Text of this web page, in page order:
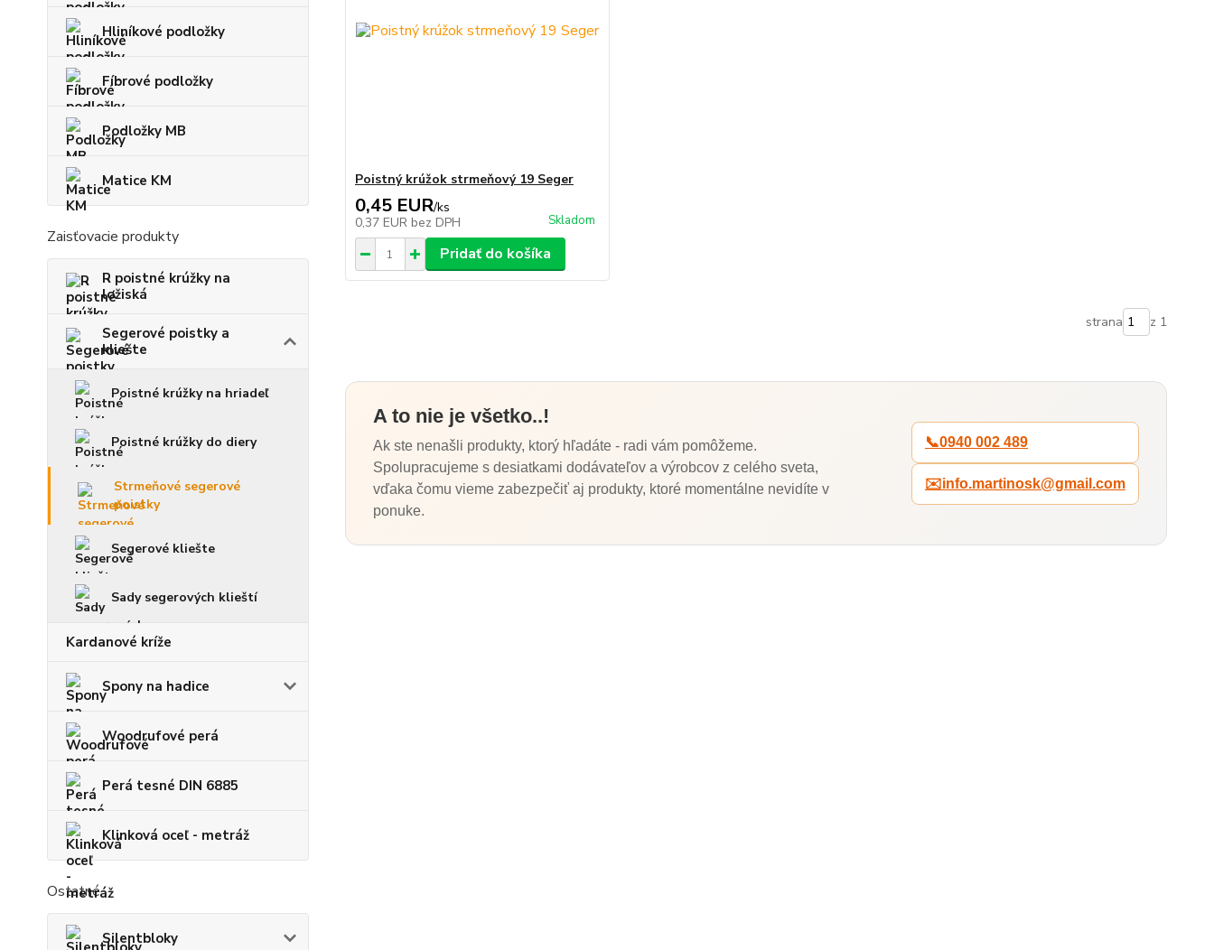
Hliníkové podložky
Fíbrové podložky
Podložky MB
Matice KM
Zaisťovacie produkty
R poistné krúžky na
ložiská
Segerové poistky a
kliešte
Poistné krúžky na hriadeľ
Poistné krúžky do diery
Strmeňové segerové
poistky
Segerové kliešte
Sady segerových klieští
Kardanové kríže
Spony na hadice
Woodrufové perá
Perá tesné DIN 6885
Klinková oceľ - metráž
Ostatné
Silentbloky
Poistný krúžok strmeňový 19 Seger
0,45 EUR/ks
0,37 EUR bez DPH Skladom
Pridať do košíka
strana z 1
A to nie je všetko..!
Ak ste nenašli produkty, ktorý hľadáte - radi vám pomôžeme.
Spolupracujeme s desiatkami dodávateľov a výrobcov z celého sveta,
vďaka čomu vieme zabezpečiť aj produkty, ktoré momentálne nevidíte v
ponuke.
📞0940 002 489
✉️info.martinosk@gmail.com